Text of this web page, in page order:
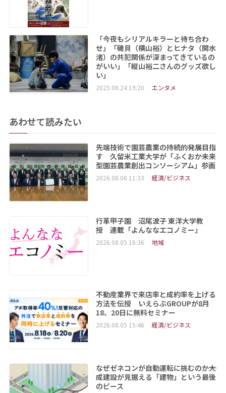
「今夜もシリアルキラーと待ち合わ
せ」「磯貝（横山裕）とヒナタ（関水
渚）の共犯関係が深まってきているの
がいい」「縦山裕二さんのグッズ欲し
い」
2025.06.24 19:20 エンタメ
あわせて読みたい
先端技術で園芸農業の持続的発展目指
す 久留米工業大学が「ふくおか未来
型園芸農業創出コンソーシアム」参画
2026.08.06 11:33 経済/ビジネス
行革甲子園 沼尾波子 東洋大学教
授 連載「よんななエコノミー」
2026.08.05 16:36 地域
不動産業界で来店率と成約率を上げる
方法を伝授 いえらぶGROUPが8月
18、20日に無料セミナー
2026.08.05 15:46 経済/ビジネス
なぜゼネコンが自動運転に挑むのか――大
成建設が見据える「建物」という最後
のピース